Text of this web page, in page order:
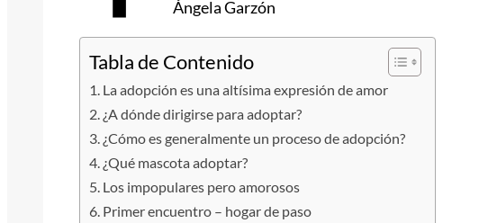
Ángela Garzón
Tabla de Contenido
La adopción es una altísima expresión de amor
¿A dónde dirigirse para adoptar?
¿Cómo es generalmente un proceso de adopción?
¿Qué mascota adoptar?
Los impopulares pero amorosos
Primer encuentro – hogar de paso